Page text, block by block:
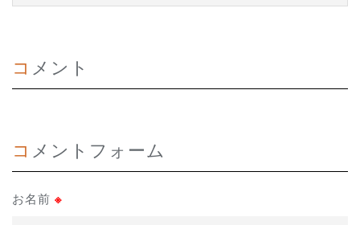
コメント
コメントフォーム
お名前 ※